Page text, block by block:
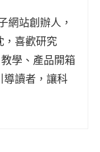
網站創辦人，
，喜歡研究
學、產品開箱
導讀者，讓科